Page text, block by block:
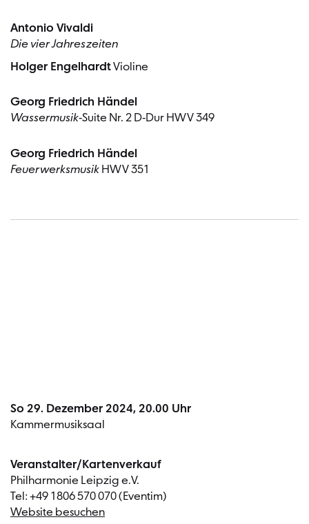
Antonio Vivaldi
Die vier Jahreszeiten
Holger EngelhardtVioline
Georg Friedrich Händel
Wassermusik-Suite Nr. 2 D-Dur HWV 349
Georg Friedrich Händel
Feuerwerksmusik HWV 351
So 29. Dezember 2024, 20.00 Uhr
Kammermusiksaal
Veranstalter/Kartenverkauf
Philharmonie Leipzig e.V.
Tel: +49 1806 570 070 (Eventim)
Website besuchen